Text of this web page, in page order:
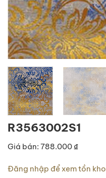
R3563002S1
Giá bán: 788.000 ₫
Đăng nhập để xem tồn kho